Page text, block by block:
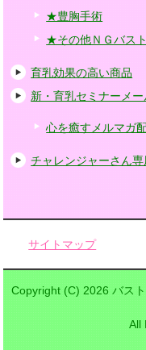
★豊胸手術
★その他ＮＧバス
育乳効果の高い商品
新・育乳セミナーメ
心を癒すメルマガ
チャレンジャーさん専
サイトマップ
Copyright (C) 2026 バス
All